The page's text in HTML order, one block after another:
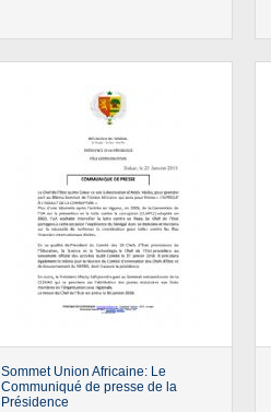
Sommet Union Africaine: Le
Communiqué de presse de la
Présidence